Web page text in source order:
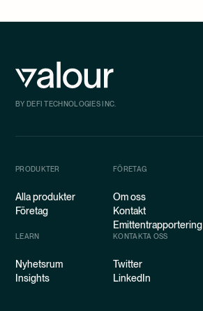
BY DEFI TECHNOLOGIES INC.
PRODUKTER
Alla produkter
Företag
FÖRETAG
Om oss
Kontakt
Emittentrapportering
LEARN
Nyhetsrum
Insights
KONTAKTA OSS
Twitter
LinkedIn